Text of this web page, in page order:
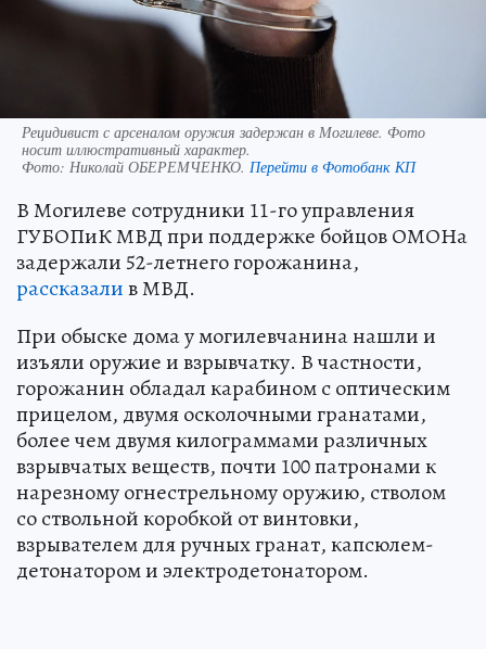
Рецидивист с арсеналом оружия задержан в Могилеве. Фото
носит иллюстративный характер.
Фото: Николай ОБЕРЕМЧЕНКО. Перейти в Фотобанк КП
В Могилеве сотрудники 11-го управления
ГУБОПиК МВД при поддержке бойцов ОМОНа
задержали 52-летнего горожанина,
рассказалив МВД.
При обыске дома у могилевчанина нашли и
изъяли оружие и взрывчатку. В частности,
горожанин обладал карабином с оптическим
прицелом, двумя осколочными гранатами,
более чем двумя килограммами различных
взрывчатых веществ, почти 100 патронами к
нарезному огнестрельному оружию, стволом
со ствольной коробкой от винтовки,
взрывателем для ручных гранат, капсюлем-
детонатором и электродетонатором.